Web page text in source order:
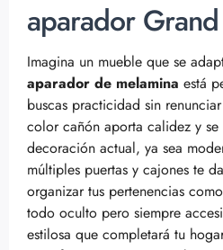
aparador
Imagina un mueble que se
aparador de melamina está
buscas practicidad sin
color cañón aporta calidez y
decoración actual, ya sea
múltiples puertas y cajones te
organizar tus pertenencias
todo oculto pero siempre
estilosa que completará tu